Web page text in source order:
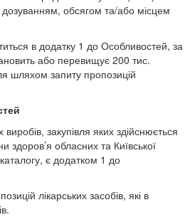
обсягом та/або місцем
в додатку 1 до Особливостей, за
або перевищує 200 тис.
шляхом запиту пропозицій
закупівля яких здійснюється
здоров’я обласних та Київської
є додатком 1 до
лікарських засобів, які в